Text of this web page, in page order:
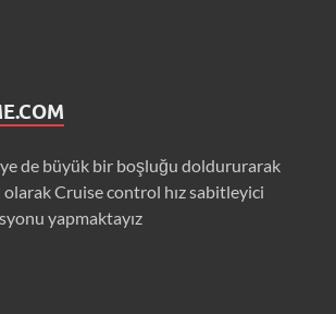
de büyük bir boşluğu doldururarak
Cruise control hız sabitleyici
yapmaktayız